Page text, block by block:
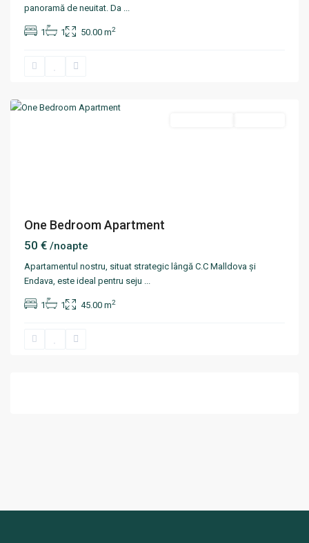
panoramă de neuitat. Da ...
1 1 50.00 m2
Centru
One Bedroom Apartment
50 € /noapte
Apartamentul nostru, situat strategic lângă C.C Malldova și
Endava, este ideal pentru seju ...
1 1 45.00 m2